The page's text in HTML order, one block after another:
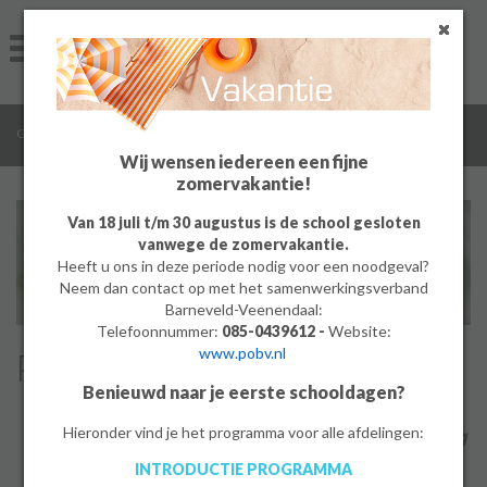
Wij wensen iedereen een fijne
zomervakantie!
Van 18 juli t/m 30 augustus is de school gesloten
vanwege de zomervakantie.
Heeft u ons in deze periode nodig voor een noodgeval?
Neem dan contact op met het samenwerkingsverband
Barneveld-Veenendaal:
Telefoonnummer: 085-0439612 - Website:
www.pobv.nl
Benieuwd naar je eerste schooldagen?
Hieronder vind je het programma voor alle afdelingen:
INTRODUCTIE PROGRAMMA
Algemeen
MBO
Groep 8 Onderwijs
Profiel Zorg & Welzijn
‘Bij Zorg en Welzijn heb je heel veel afwisseling
en als je eten maakt, mag je het zelf op eten!’